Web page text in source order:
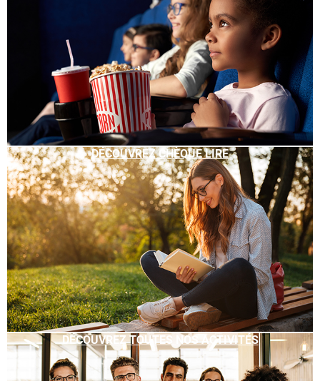
DÉCOUVREZ CHÈQUE LIRE
DÉCOUVREZ TOUTES NOS ACTIVITÉS